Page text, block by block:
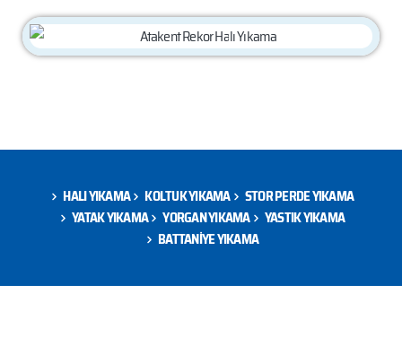
HALI YIKAMA KOLTUK YIKAMA
STOR PERDE YIKAMA
YATAK YIKAMA
YORGAN YIKAMA
YASTIK YIKAMA
BATTANİYE YIKAMA